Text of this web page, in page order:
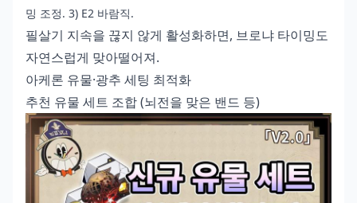
밍 조정. 3) E2 바람직.
필살기 지속을 끊지 않게 활성화하면, 브로냐 타이밍도
자연스럽게 맞아떨어져.
아케론 유물·광추 세팅 최적화
추천 유물 세트 조합 (뇌전을 맞은 밴드 등)